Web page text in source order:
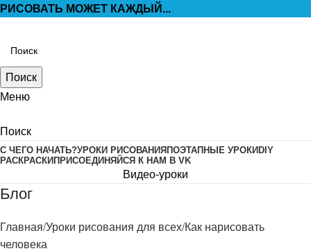
РИСОВАТЬ МОЖЕТ КАЖДЫЙ...
Поиск
Меню
Поиск
С ЧЕГО НАЧАТЬ?УРОКИ РИСОВАНИЯ ПОЭТАПНЫЕ УРОКИ DIY
РАСКРАСКИ ПРИСОЕДИНЯЙСЯ К НАМ В VK
Видео-уроки
Блог
Главная Уроки рисования для всех Как нарисовать
человека